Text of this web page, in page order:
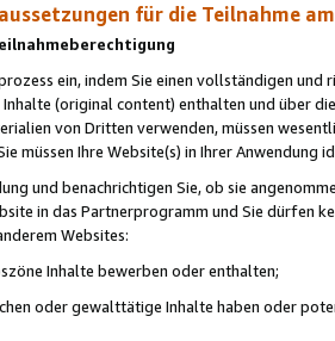
für die Teilnahme
ein, indem Sie einen vollständigen
(original content) enthalten und über
von Dritten verwenden, müssen
müssen Ihre Website(s) in Ihrer Anwendung
und benachrichtigen Sie, ob sie
in das Partnerprogramm und Sie dürfen
Websites:
Inhalte bewerben oder enthalten;
oder gewalttätige Inhalte haben oder